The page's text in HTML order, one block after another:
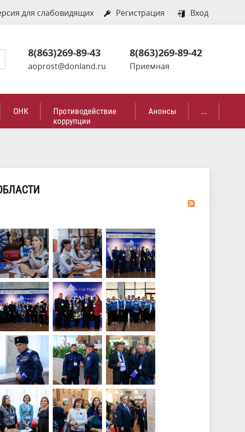
для слабовидящих Регистрация Вход
8(863)269-89-43
aoprost@donland.ru
8(863)269-89-42
Приемная
ОНК
Противодействие
коррупции
Анонсы ...